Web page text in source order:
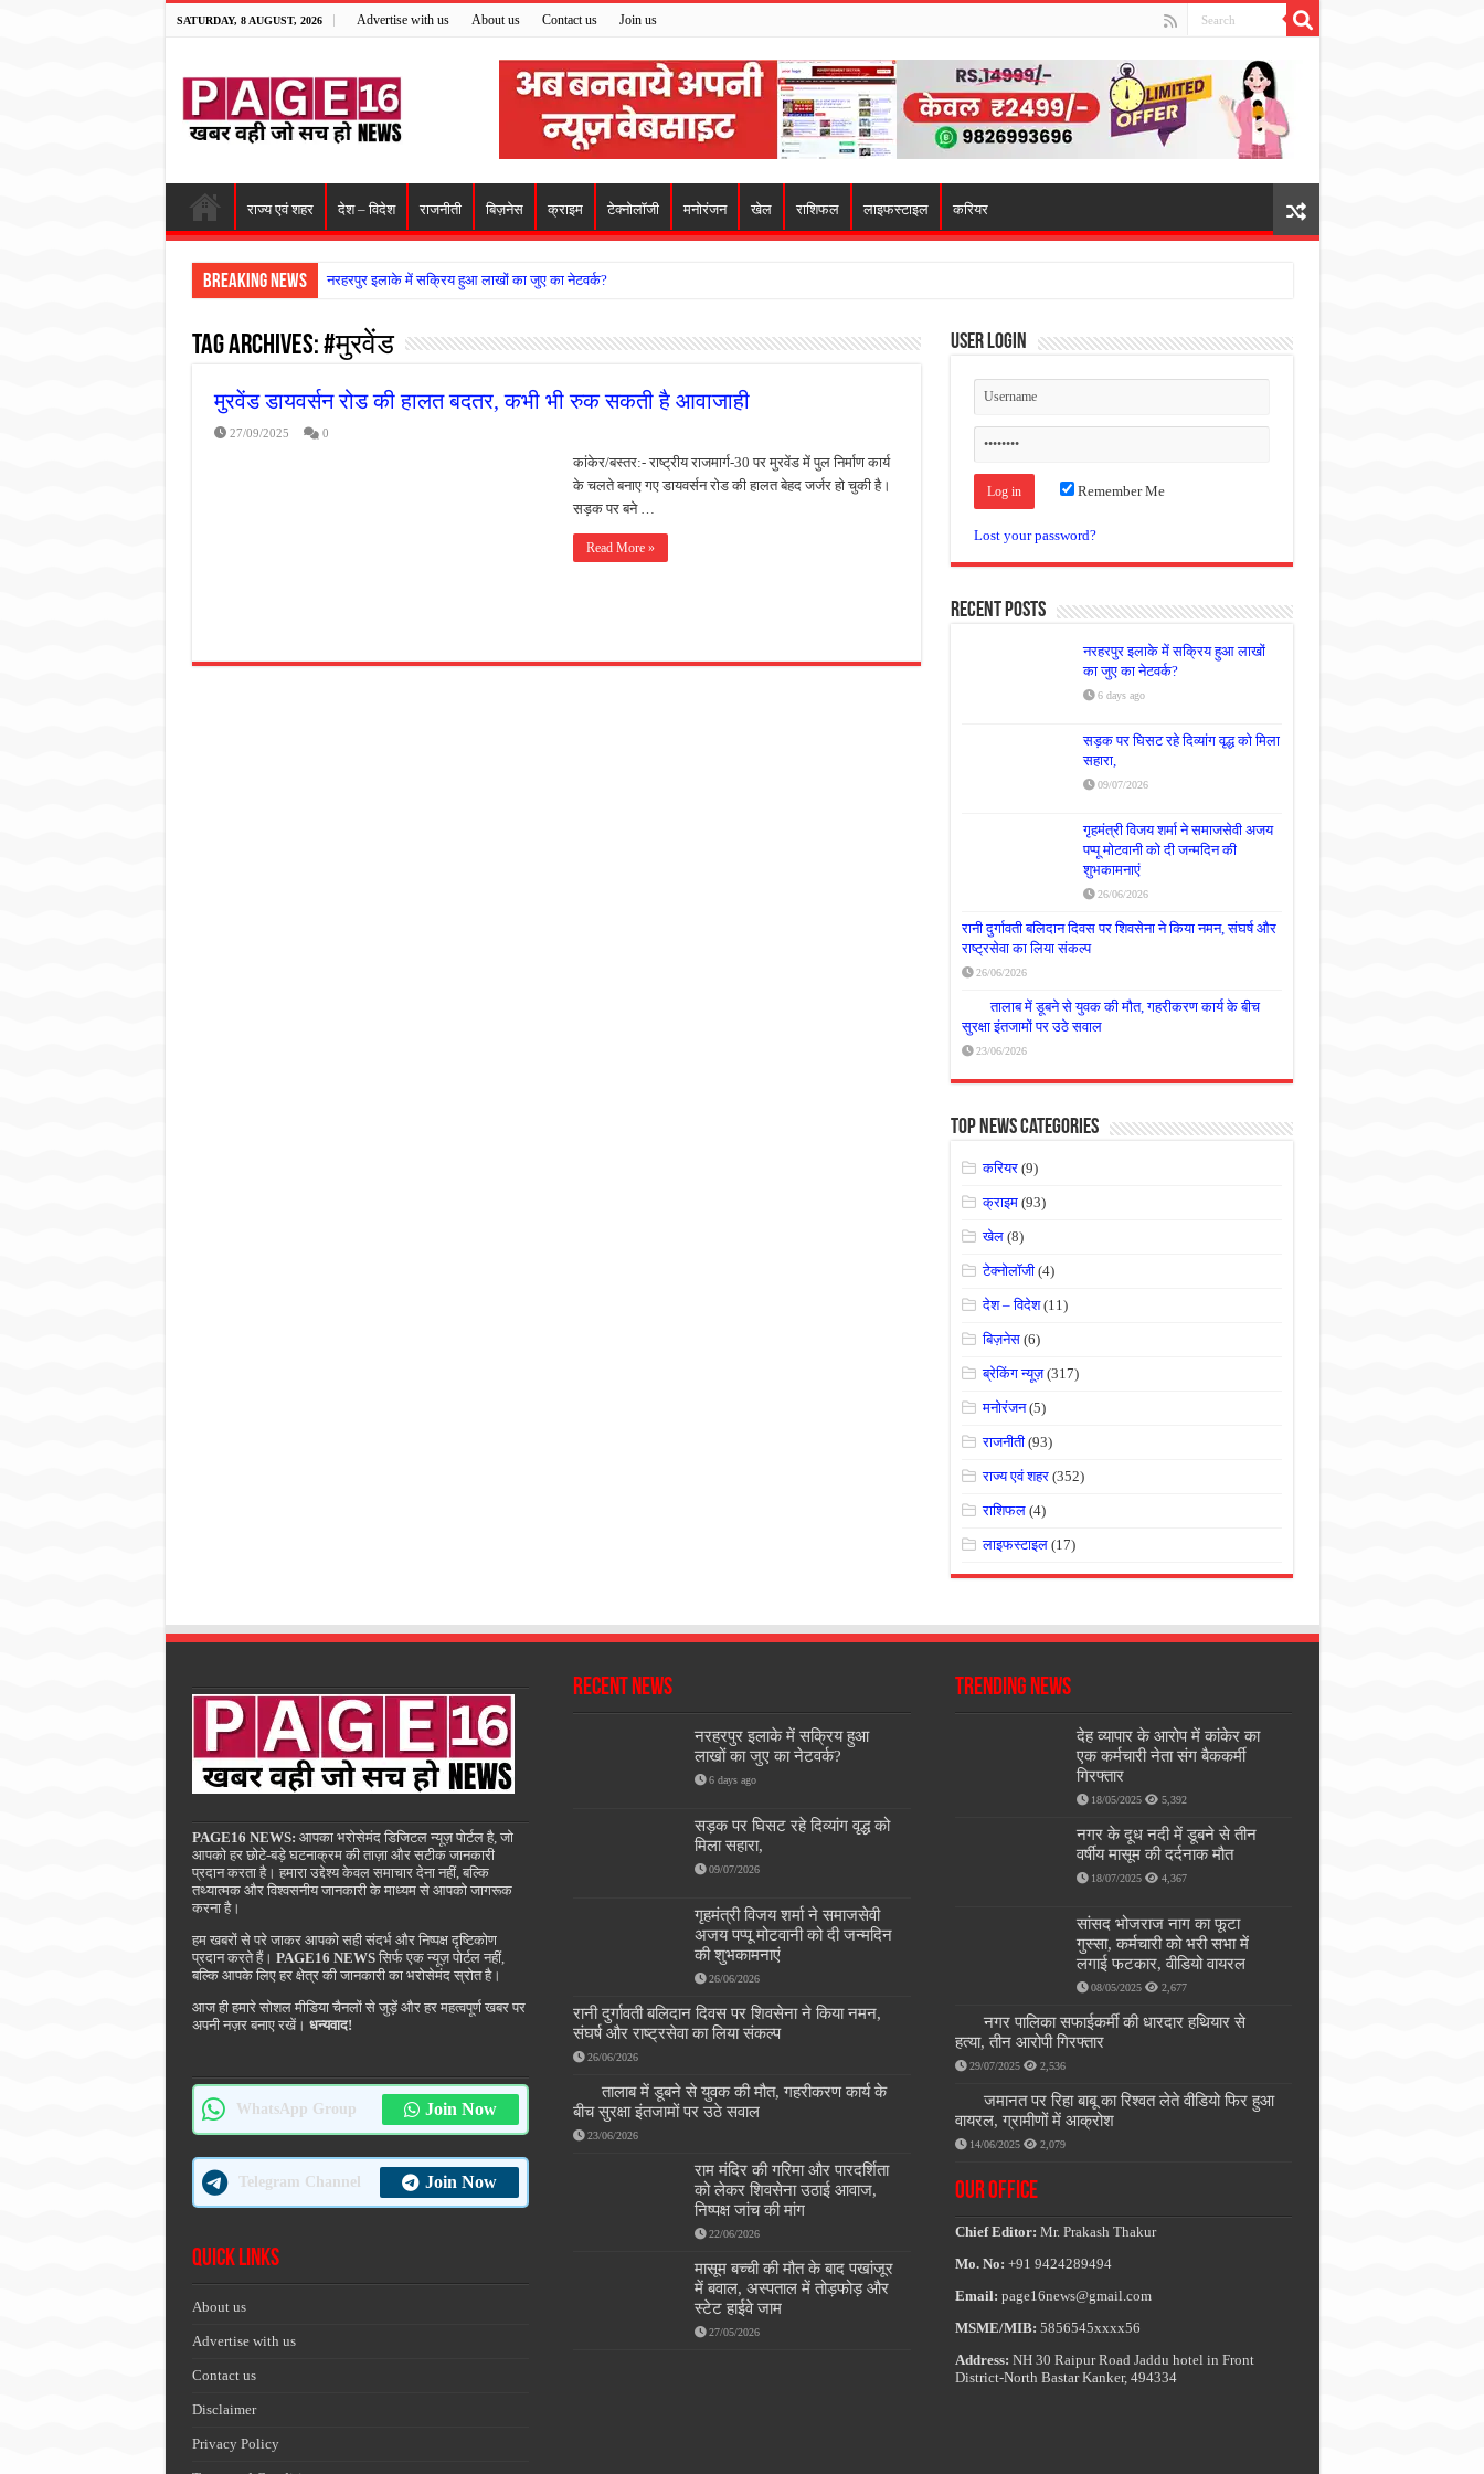
SATURDAY, 8 AUGUST, 2026 Advertise with us About us Contact us Join us
राज्य एवं शहर देश – विदेश राजनीती बिज़नेस क्राइम टेक्नोलॉजी मनोरंजन खेल राशिफल लाइफस्टाइल करियर
Breaking News नरहरपुर इलाके में सक्रिय हुआ लाखों का जुए का नेटवर्क?
गृहमंत्री विजय शर्मा ने समाजसेवी अजय पप्पू मोटवानी को दी जन्मदिन की शुभकामनाएं
रानी दुर्गावती बलिदान दिवस पर शिवसेना ने किया नमन, संघर्ष और राष्ट्रसेवा का लिया संकल्प
राम मंदिर की गरिमा और पारदर्शिता को लेकर शिवसेना उठाई आवाज, निष्पक्ष जांच की मांग
मासूम बच्ची की मौत के बाद पखांजूर में बवाल, अस्पताल में तोड़फोड़ और स्टेट हाईवे जाम
अंतरराष्ट्रीय जैव विविधता दिवस पर पर्यावरण संरक्षण का संदेश, कांकेर में जागरूकता कार्यक्रम आयोजित
Tag Archives:#मुरवेंड
मुरवेंड डायवर्सन रोड की हालत बदतर, कभी भी रुक सकती है आवाजाही
27/09/2025 0
कांकेर/बस्तर:- राष्ट्रीय राजमार्ग-30 पर मुरवेंड में पुल निर्माण कार्य
के चलते बनाए गए डायवर्सन रोड की हालत बेहद जर्जर हो चुकी है।
सड़क पर बने …
Read More »
User Login
Remember Me
Lost your password?
Recent Posts
नरहरपुर इलाके में सक्रिय हुआ लाखों
का जुए का नेटवर्क?
6 days ago
सड़क पर घिसट रहे दिव्यांग वृद्ध को मिला
सहारा,
09/07/2026
गृहमंत्री विजय शर्मा ने समाजसेवी अजय
पप्पू मोटवानी को दी जन्मदिन की
शुभकामनाएं
26/06/2026
रानी दुर्गावती बलिदान दिवस पर शिवसेना ने किया नमन, संघर्ष और
राष्ट्रसेवा का लिया संकल्प
26/06/2026
तालाब में डूबने से युवक की मौत, गहरीकरण कार्य के बीच
सुरक्षा इंतजामों पर उठे सवाल
23/06/2026
Top News Categories
करियर (9)
क्राइम (93)
खेल (8)
टेक्नोलॉजी (4)
देश – विदेश(11)
बिज़नेस (6)
ब्रेकिंग न्यूज़(317)
मनोरंजन(5)
राजनीती (93)
राज्य एवं शहर (352)
राशिफल (4)
लाइफस्टाइल (17)
PAGE16 NEWS: आपका भरोसेमंद डिजिटल न्यूज़ पोर्टल है, जो
आपको हर छोटे-बड़े घटनाक्रम की ताज़ा और सटीक जानकारी
प्रदान करता है। हमारा उद्देश्य केवल समाचार देना नहीं, बल्कि
तथ्यात्मक और विश्वसनीय जानकारी के माध्यम से आपको जागरूक
करना है।
हम खबरों से परे जाकर आपको सही संदर्भ और निष्पक्ष दृष्टिकोण
प्रदान करते हैं। PAGE16 NEWSसिर्फ एक न्यूज़ पोर्टल नहीं,
बल्कि आपके लिए हर क्षेत्र की जानकारी का भरोसेमंद स्रोत है।
आज ही हमारे सोशल मीडिया चैनलों से जुड़ें और हर महत्वपूर्ण खबर पर
अपनी नज़र बनाए रखें। धन्यवाद!
WhatsApp Group Join Now
Telegram Channel Join Now
Quick Links
About us
Advertise with us
Contact us
Disclaimer
Privacy Policy
Recent News
नरहरपुर इलाके में सक्रिय हुआ
लाखों का जुए का नेटवर्क?
6 days ago
सड़क पर घिसट रहे दिव्यांग वृद्ध को
मिला सहारा,
09/07/2026
गृहमंत्री विजय शर्मा ने समाजसेवी
अजय पप्पू मोटवानी को दी जन्मदिन
की शुभकामनाएं
26/06/2026
रानी दुर्गावती बलिदान दिवस पर शिवसेना ने किया नमन,
संघर्ष और राष्ट्रसेवा का लिया संकल्प
26/06/2026
तालाब में डूबने से युवक की मौत, गहरीकरण कार्य के
बीच सुरक्षा इंतजामों पर उठे सवाल
23/06/2026
राम मंदिर की गरिमा और पारदर्शिता
को लेकर शिवसेना उठाई आवाज,
निष्पक्ष जांच की मांग
22/06/2026
मासूम बच्ची की मौत के बाद पखांजूर
में बवाल, अस्पताल में तोड़फोड़ और
स्टेट हाईवे जाम
27/05/2026
Trending News
देह व्यापार के आरोप में कांकेर का
एक कर्मचारी नेता संग बैककर्मी
गिरफ्तार
18/05/2025 5,392
नगर के दूध नदी में डूबने से तीन
वर्षीय मासूम की दर्दनाक मौत
18/07/2025 4,367
सांसद भोजराज नाग का फूटा
गुस्सा, कर्मचारी को भरी सभा में
लगाई फटकार, वीडियो वायरल
08/05/2025 2,677
नगर पालिका सफाईकर्मी की धारदार हथियार से
हत्या, तीन आरोपी गिरफ्तार
29/07/2025 2,536
जमानत पर रिहा बाबू का रिश्वत लेते वीडियो फिर हुआ
वायरल, ग्रामीणों में आक्रोश
14/06/2025 2,079
OUR OFFICE
Chief Editor: Mr. Prakash Thakur
Mo. No: +91 9424289494
Email: page16news@gmail.com
MSME/MIB: 5856545xxxx56
Address: NH 30 Raipur Road Jaddu hotel in Front
District-North Bastar Kanker, 494334